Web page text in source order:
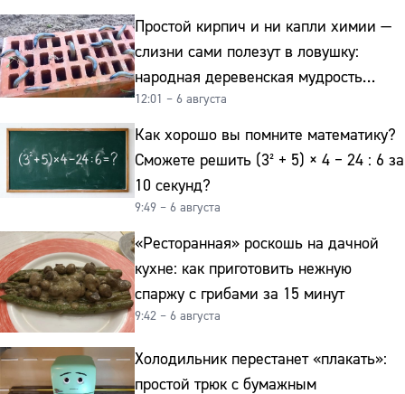
Простой кирпич и ни капли химии —
слизни сами полезут в ловушку:
народная деревенская мудрость
реально работает
12:01 – 6 августа
Как хорошо вы помните математику?
Сможете решить (3² + 5) × 4 − 24 : 6 за
10 секунд?
9:49 – 6 августа
«Ресторанная» роскошь на дачной
кухне: как приготовить нежную
спаржу с грибами за 15 минут
9:42 – 6 августа
Холодильник перестанет «плакать»:
простой трюк с бумажным